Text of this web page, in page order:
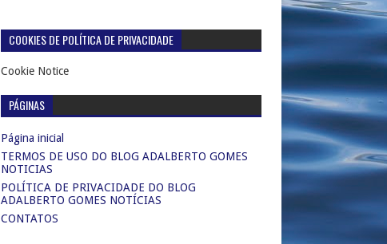
COOKIES DE POLÍTICA DE PRIVACIDADE
Cookie Notice
PÁGINAS
Página inicial
TERMOS DE USO DO BLOG ADALBERTO GOMES
NOTICIAS
POLÍTICA DE PRIVACIDADE DO BLOG
ADALBERTO GOMES NOTÍCIAS
CONTATOS